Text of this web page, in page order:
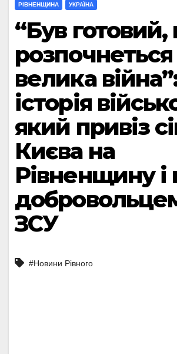
РІВНЕНЩИНА УКРАЇНА
“Був
розпочнеться
велика
історія
який привіз
Києва на
Рівненщину і
ЗСУ
#Новини Рівного